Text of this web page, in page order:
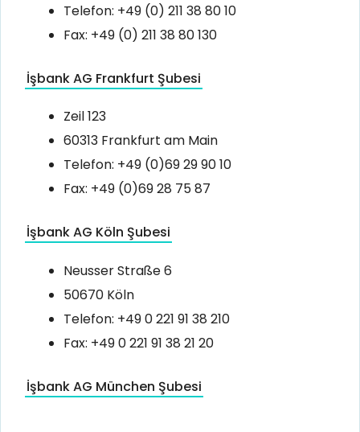
Telefon: +49 (0) 211 38 80 10
Fax: +49 (0) 211 38 80 130
İşbank AG Frankfurt Şubesi
Zeil 123
60313 Frankfurt am Main
Telefon: +49 (0)69 29 90 10
Fax: +49 (0)69 28 75 87
İşbank AG Köln Şubesi
Neusser Straße 6
50670 Köln
Telefon: +49 0 221 91 38 210
Fax: +49 0 221 91 38 21 20
İşbank AG München Şubesi